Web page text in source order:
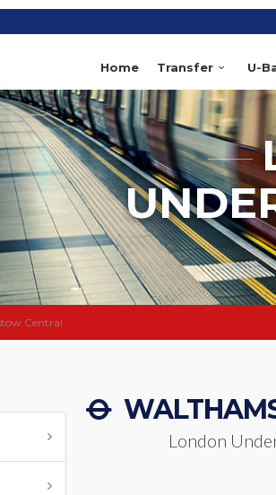
Home Transfer U-
Central
London